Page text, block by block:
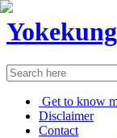
Get to know
Disclaimer
Contact